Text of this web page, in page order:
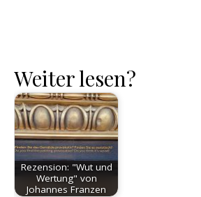
Weiter lesen?
Rezension: "Wut und
Wertung" von
Johannes Franzen